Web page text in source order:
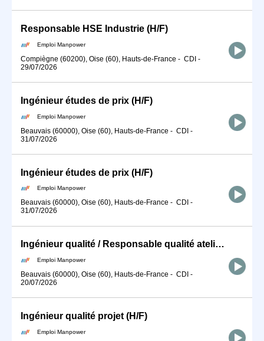
Responsable HSE Industrie (H/F)
Emploi Manpower
Compiègne (60200), Oise (60), Hauts-de-France - CDI -
29/07/2026
Ingénieur études de prix (H/F)
Emploi Manpower
Beauvais (60000), Oise (60), Hauts-de-France - CDI -
31/07/2026
Ingénieur études de prix (H/F)
Emploi Manpower
Beauvais (60000), Oise (60), Hauts-de-France - CDI -
31/07/2026
Ingénieur qualité / Responsable qualité atelier (H/F)
Emploi Manpower
Beauvais (60000), Oise (60), Hauts-de-France - CDI -
20/07/2026
Ingénieur qualité projet (H/F)
Emploi Manpower